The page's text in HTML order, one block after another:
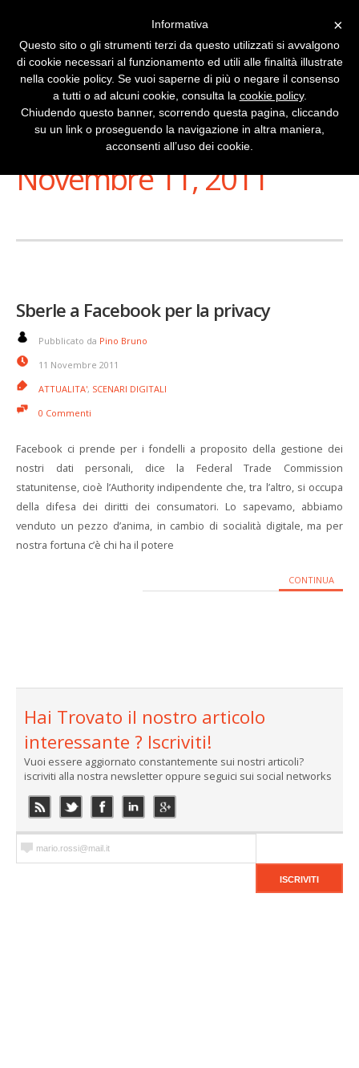
Stai Visualizzando
Novembre 11, 2011
Sberle a Facebook per la privacy
Pubblicato da Pino Bruno
11 Novembre 2011
ATTUALITA', SCENARI DIGITALI
0 Commenti
Facebook ci prende per i fondelli a proposito della gestione dei
nostri dati personali, dice la Federal Trade Commission
statunitense, cioè l’Authority indipendente che, tra l’altro, si occupa
della difesa dei diritti dei consumatori. Lo sapevamo, abbiamo
venduto un pezzo d’anima, in cambio di socialità digitale, ma per
nostra fortuna c’è chi ha il potere
CONTINUA
Hai Trovato il nostro articolo
interessante ? Iscriviti!
Vuoi essere aggiornato constantemente sui nostri articoli?
iscriviti alla nostra newsletter oppure seguici sui social networks
×
Informativa
Questo sito o gli strumenti terzi da questo utilizzati si avvalgono
di cookie necessari al funzionamento ed utili alle finalità illustrate
nella cookie policy. Se vuoi saperne di più o negare il consenso
a tutti o ad alcuni cookie, consulta la cookie policy.
Chiudendo questo banner, scorrendo questa pagina, cliccando
su un link o proseguendo la navigazione in altra maniera,
acconsenti all’uso dei cookie.